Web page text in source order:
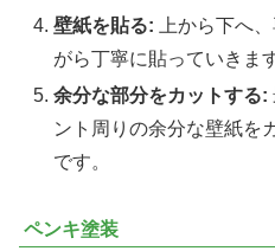
壁紙を貼る: 上から下へ
がら丁寧に貼っていきま
余分な部分をカットする:
ント周りの余分な壁紙を
です。
ペンキ塗装